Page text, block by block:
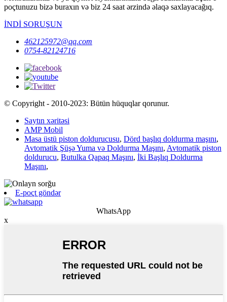
poçtunuzu bizə buraxın və biz 24 saat ərzində əlaqə saxlayacağıq.
İNDİ SORUŞUN
462125972@qq.com
0754-82124716
© Copyright - 2010-2023: Bütün hüquqlar qorunur.
Saytın xəritəsi
AMP Mobil
Masa üstü piston doldurucusu, Dörd başlıq doldurma maşını,
Avtomatik Şüşə Yuma və Doldurma Maşını, Avtomatik piston
doldurucu, Butulka Qapaq Maşını, İki Başlıq Doldurma
Maşını,
E-poçt göndər
WhatsApp
x